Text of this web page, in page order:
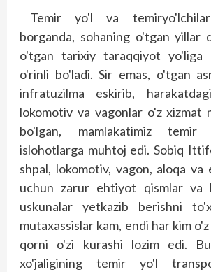
Temir yo'l va
borganda, sohaning o'tgan yillar
o'tgan tarixiy taraqqiyot yo'liga
o'rinli bo'ladi. Sir emas, o'tgan
infratuzilma eskirib,
lokomotiv va vagonlar o'z xizmat
bo'lgan, mamlakatimiz
islohotlarga muhtoj edi. Sobiq
shpal, lokomotiv, vagon, aloqa
uchun zarur ehtiyot qismlar va
uskunalar yetkazib berishni
mutaxassislar kam, endi har kim
qorni o'zi kurashi lozim edi.
xo'jaligining temir yo'l